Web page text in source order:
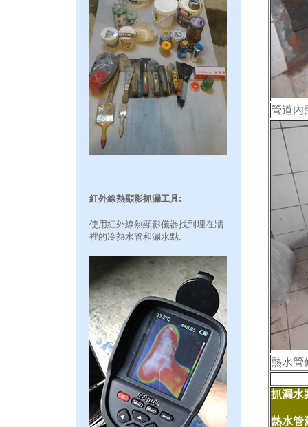
紅外線熱顯影抓漏工具:
使用紅外線熱顯影儀器找到埋在牆
裡的冷熱水管和漏水點.
管道內
熱水管
抓漏水
熱水管